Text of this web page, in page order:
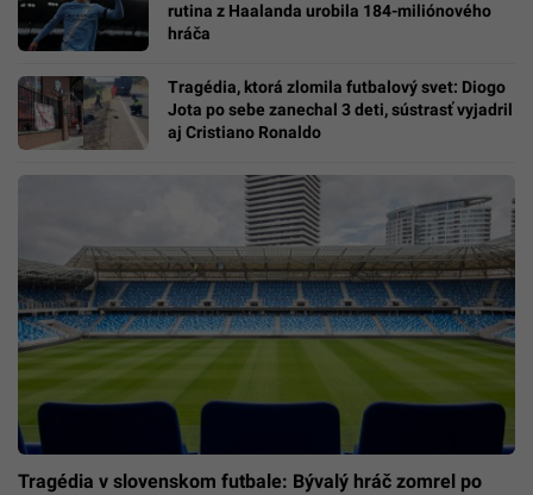
rutina z Haalanda urobila 184-miliónového
hráča
Tragédia, ktorá zlomila futbalový svet: Diogo
Jota po sebe zanechal 3 deti, sústrasť vyjadril
aj Cristiano Ronaldo
Tragédia v slovenskom futbale: Bývalý hráč zomrel po